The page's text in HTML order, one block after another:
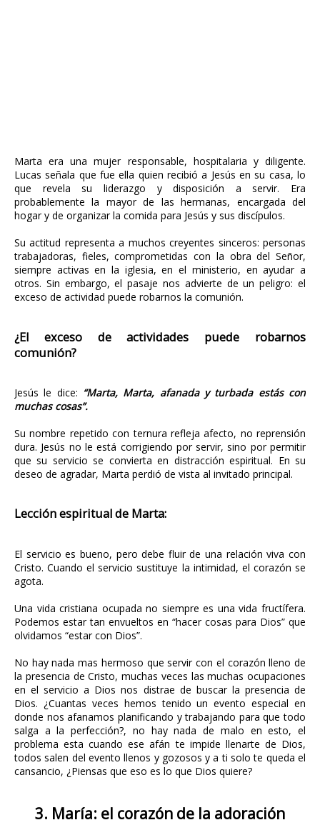
Marta era una mujer responsable, hospitalaria y diligente.
Lucas señala que fue ella quien recibió a Jesús en su casa, lo
que revela su liderazgo y disposición a servir. Era
probablemente la mayor de las hermanas, encargada del
hogar y de organizar la comida para Jesús y sus discípulos.
Su actitud representa a muchos creyentes sinceros: personas
trabajadoras, fieles, comprometidas con la obra del Señor,
siempre activas en la iglesia, en el ministerio, en ayudar a
otros. Sin embargo, el pasaje nos advierte de un peligro: el
exceso de actividad puede robarnos la comunión.
¿El exceso de actividades puede robarnos
comunión?
Jesús le dice: “Marta, Marta, afanada y turbada estás con
muchas cosas”.
Su nombre repetido con ternura refleja afecto, no reprensión
dura. Jesús no le está corrigiendo por servir, sino por permitir
que su servicio se convierta en distracción espiritual. En su
deseo de agradar, Marta perdió de vista al invitado principal.
Lección espiritual de Marta:
El servicio es bueno, pero debe fluir de una relación viva con
Cristo. Cuando el servicio sustituye la intimidad, el corazón se
agota.
Una vida cristiana ocupada no siempre es una vida fructífera.
Podemos estar tan envueltos en “hacer cosas para Dios” que
olvidamos “estar con Dios”.
No hay nada mas hermoso que servir con el corazón lleno de
la presencia de Cristo, muchas veces las muchas ocupaciones
en el servicio a Dios nos distrae de buscar la presencia de
Dios. ¿Cuantas veces hemos tenido un evento especial en
donde nos afanamos planificando y trabajando para que todo
salga a la perfección?, no hay nada de malo en esto, el
problema esta cuando ese afán te impide llenarte de Dios,
todos salen del evento llenos y gozosos y a ti solo te queda el
cansancio, ¿Piensas que eso es lo que Dios quiere?
3. María: el corazón de la adoración